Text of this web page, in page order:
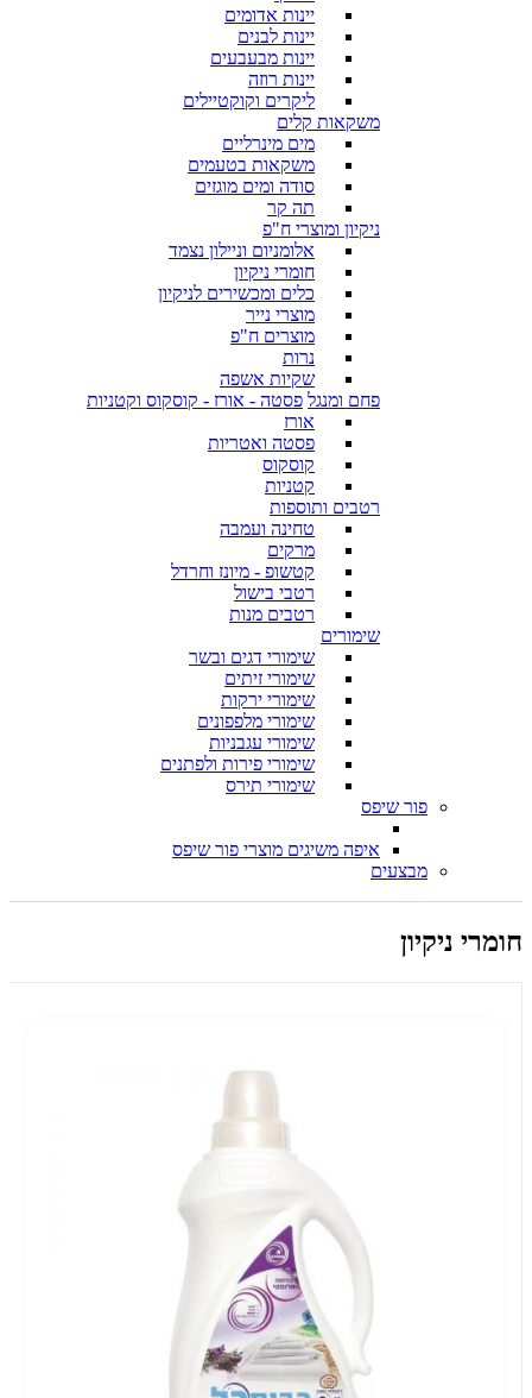
יינות אדומים
יינות לבנים
יינות מבעבעים
יינות רוזה
ליקרים וקוקטיילים
משקאות קלים
מים מינרליים
משקאות בטעמים
סודה ומים מוגזים
תה קר
ניקיון ומוצרי ח"פ
אלומניום וניילון נצמד
חומרי ניקיון
כלים ומכשירים לניקיון
מוצרי נייר
מוצרים ח"פ
נרות
שקיות אשפה
פחם ומנגל פסטה - אורז - קוסקוס וקטניות
אורז
פסטה ואטריות
קוסקוס
קטניות
רטבים ותוספות
טחינה ועמבה
מרקים
קטשופ - מיונז וחרדל
רטבי בישול
רטבים מנות
שימורים
שימורי דגים ובשר
שימורי זיתים
שימורי ירקות
שימורי מלפפונים
שימורי עגבניות
שימורי פירות ולפתנים
שימורי תירס
פור שיפס
איפה משיגים מוצרי פור שיפס
מבצעים
חומרי ניקיון